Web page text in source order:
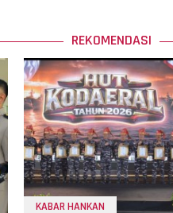
REKOMENDASI
KABAR HANKAN